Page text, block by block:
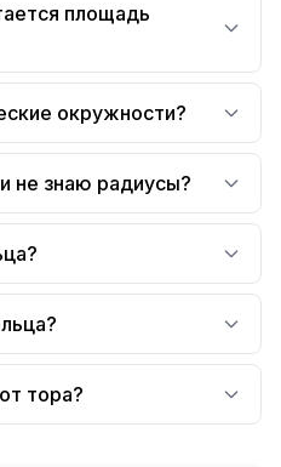
площадь
окружности?
не знаю радиусы?
тора?